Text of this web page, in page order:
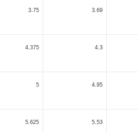
3.75 3.69
4.375 4.3
5 4.95
5.625 5.53